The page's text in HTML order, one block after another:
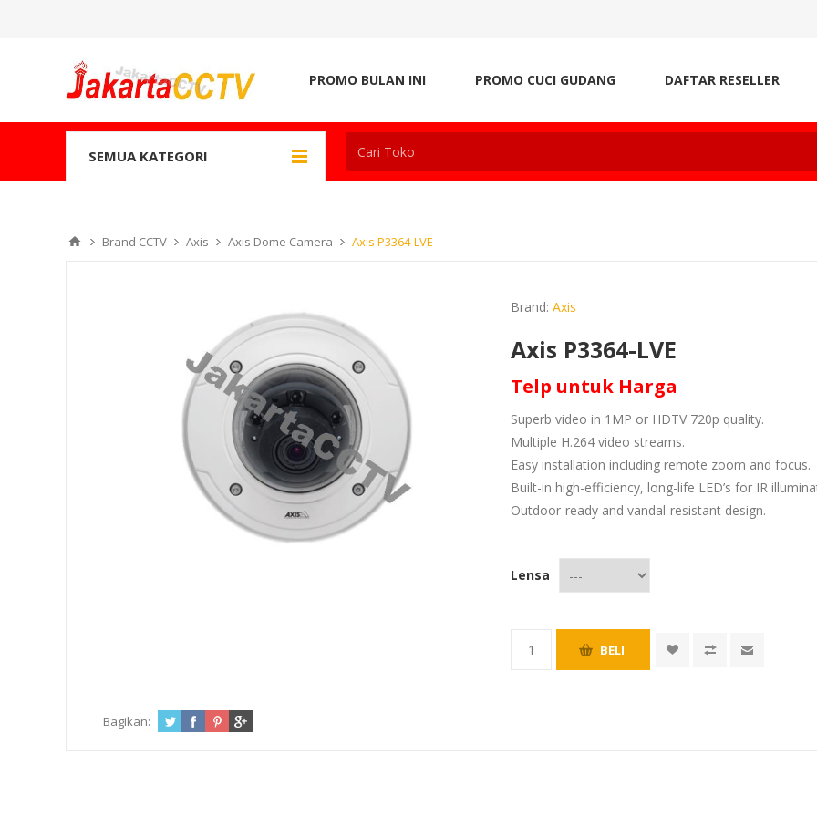
PROMO BULAN INI PROMO CUCI GUDANG DAFTAR RESELLER
SEMUA KATEGORI
Brand CCTV Axis Axis Dome Camera Axis P3364-LVE
Brand: Axis
Axis P3364-LVE
Telp untuk Harga
Superb video in 1MP or HDTV 720p quality.
Multiple H.264 video streams.
Easy installation including remote zoom and focus.
Built-in high-efficiency, long-life LED’s for IR
Outdoor-ready and vandal-resistant design.
Lensa
Bagikan: